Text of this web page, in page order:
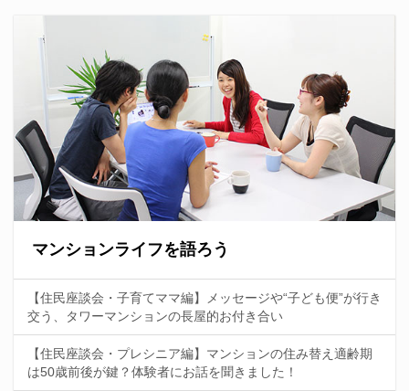
マンションライフを語ろう
【住民座談会・子育てママ編】メッセージや“子ども便”が行き
交う、タワーマンションの長屋的お付き合い
【住民座談会・プレシニア編】マンションの住み替え適齢期
は50歳前後が鍵？体験者にお話を聞きました！